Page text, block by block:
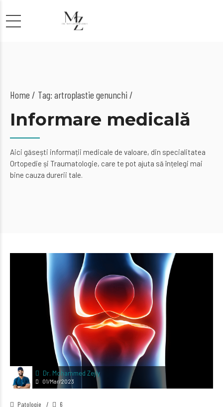
Home Tag: artroplastie genunchi /
Informare medicală
Aici găsești informații medicale de valoare, din specialitatea
Ortopedie și Traumatologie, care te pot ajuta să înțelegi mai
bine cauza durerii tale.
Dr. Mohammed Zejly
01/Mar/2023
Patologie 6